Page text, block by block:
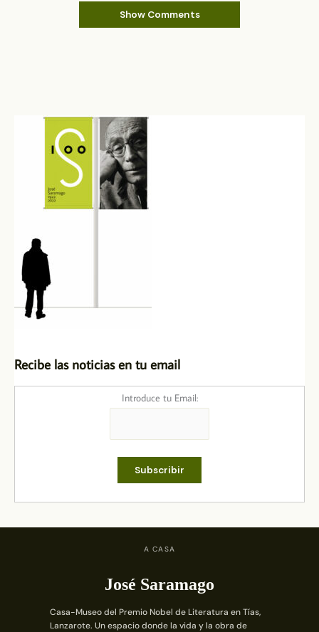
Show Comments
Recibe las noticias en tu email
Introduce tu Email:
A CASA
José Saramago
Casa-Museo del Premio Nobel de Literatura en Tías,
Lanzarote. Un espacio donde la vida y la obra de